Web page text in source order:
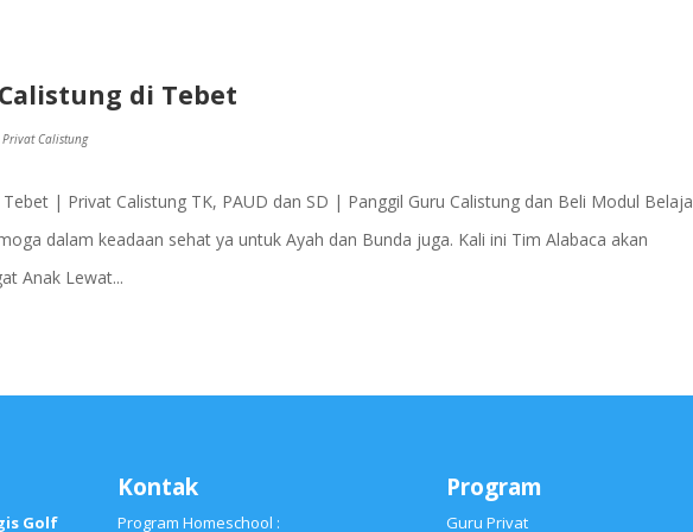
di Tebet
Calistung
| Privat Calistung TK, PAUD dan SD | Panggil Guru Calistung dan Beli Modul
dalam keadaan sehat ya untuk Ayah dan Bunda juga. Kali ini Tim Alabaca akan
Anak Lewat...
Golf
Kontak
Program Homeschool :
Program
Guru Privat